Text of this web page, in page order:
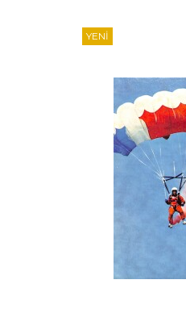
YENI